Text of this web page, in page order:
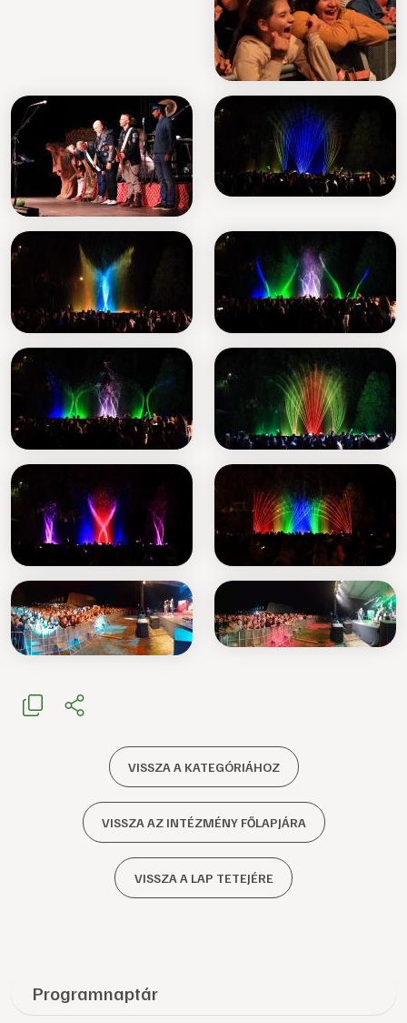
VISSZA A KATEGÓRIÁHOZ
VISSZA AZ INTÉZMÉNY FŐLAPJÁRA
VISSZA A LAP TETEJÉRE
Programnaptár